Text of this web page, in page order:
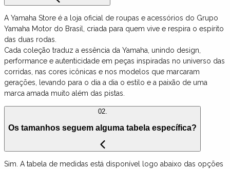
A Yamaha Store é a loja oficial de roupas e acessórios do Grupo
Yamaha Motor do Brasil, criada para quem vive e respira o espírito
das duas rodas.
Cada coleção traduz a essência da Yamaha, unindo design,
performance e autenticidade em peças inspiradas no universo das
corridas, nas cores icônicas e nos modelos que marcaram
gerações, levando para o dia a dia o estilo e a paixão de uma
marca amada muito além das pistas.
02.
Os tamanhos seguem alguma tabela específica?
Sim. A tabela de medidas está disponível logo abaixo das opções